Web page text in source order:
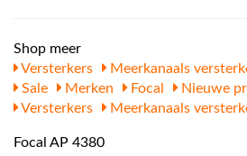
Shop meer
Versterkers
Meerkanaals
Sale
Merken Focal Nieuwe
Versterkers
Meerkanaals
Focal AP 4380